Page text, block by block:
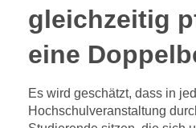
gleichzeitig
eine
Es wird geschätzt, dass in
Hochschulveranstaltung